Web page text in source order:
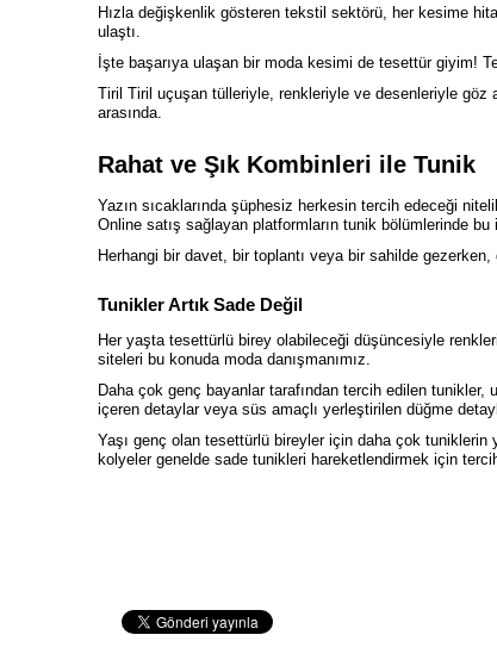
Hızla değişkenlik gösteren tekstil sektörü, her kesime
ulaştı.
İşte başarıya ulaşan bir moda kesimi de tesettür giyim!
Tiril Tiril uçuşan tülleriyle, renkleriyle ve desenleriyle göz
arasında.
Rahat ve Şık Kombinleri ile Tunik
Yazın sıcaklarında şüphesiz herkesin tercih edeceği
Online satış sağlayan platformların tunik bölümlerinde
Herhangi bir davet, bir toplantı veya bir sahilde
Tunikler Artık Sade Değil
Her yaşta tesettürlü birey olabileceği düşüncesiyle
siteleri bu konuda moda danışmanımız.
Daha çok genç bayanlar tarafından tercih edilen tunikler,
içeren detaylar veya süs amaçlı yerleştirilen düğme
Yaşı genç olan tesettürlü bireyler için daha çok
kolyeler genelde sade tunikleri hareketlendirmek için